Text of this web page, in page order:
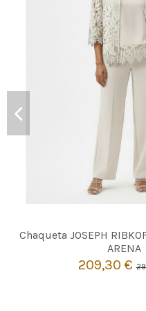
Chaqueta JOSEPH
ARENA
209,30 €
44
 Añadir al